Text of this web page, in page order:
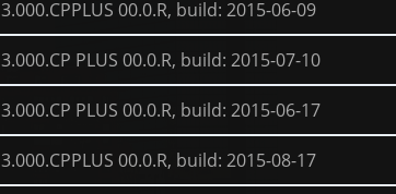
3.000.CPPLUS 00.0.R, build: 2015-06-09
3.000.CP PLUS 00.0.R, build: 2015-07-10
3.000.CP PLUS 00.0.R, build: 2015-06-17
3.000.CPPLUS 00.0.R, build: 2015-08-17